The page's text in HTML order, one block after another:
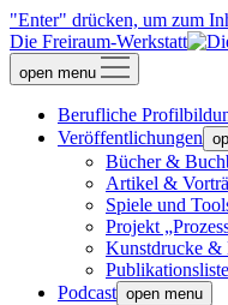
"Enter" drücken, um zum
Die Freiraum-Werkstatt
open menu
Berufliche
Veröffentlichungen
Bücher &
Artikel &
Spiele und
Projekt
Kunstdrucke &
Publikationsliste
Podcast open menu